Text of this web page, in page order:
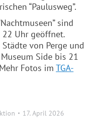
“Paulusweg”.
sind
22 Uhr geöffnet.
von Perge und
Side bis 21
Fotos im TGA-
17. April 2026